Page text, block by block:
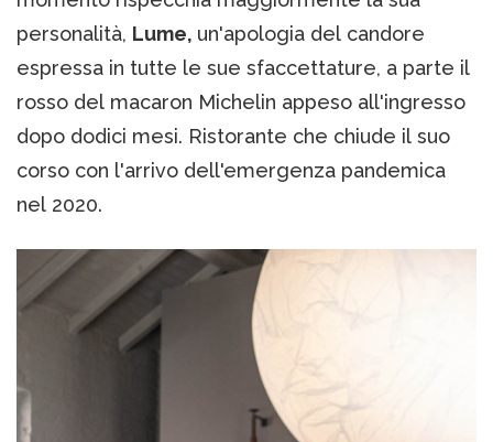
personalità, Lume, un'apologia del candore
espressa in tutte le sue sfaccettature, a parte il
rosso del macaron Michelin appeso all'ingresso
dopo dodici mesi. Ristorante che chiude il suo
corso con l'arrivo dell'emergenza pandemica
nel 2020.